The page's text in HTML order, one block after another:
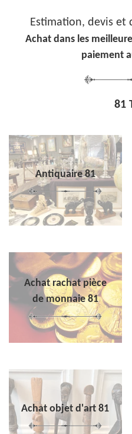
Estimation, devis et
Achat dans les
paiement
81
Antiquaire 81
Achat rachat pièce
de monnaie 81
Achat objet d'art 81